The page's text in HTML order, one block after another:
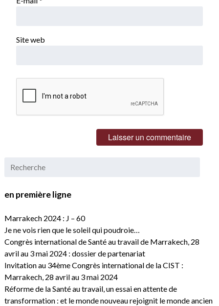
Site web
en première ligne
Marrakech 2024 : J – 60
Je ne vois rien que le soleil qui poudroie…
Congrès international de Santé au travail de Marrakech, 28
avril au 3 mai 2024 : dossier de partenariat
Invitation au 34ème Congrès international de la CIST :
Marrakech, 28 avril au 3 mai 2024
Réforme de la Santé au travail, un essai en attente de
transformation : et le monde nouveau rejoignit le monde ancien